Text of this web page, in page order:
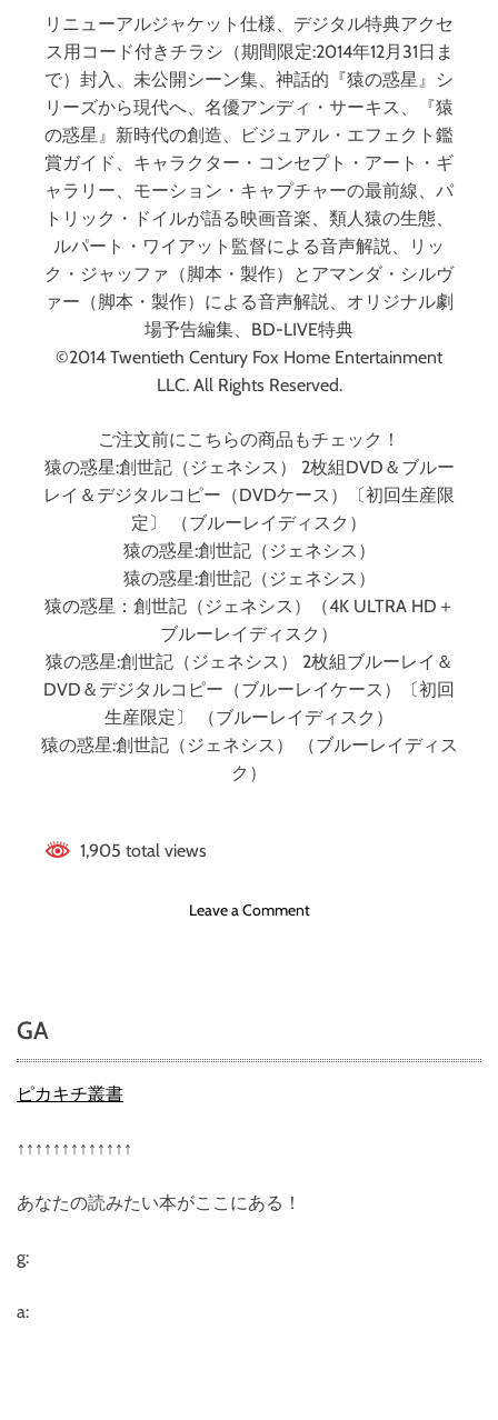
リニューアルジャケット仕様、デジタル特典アクセ
ス用コード付きチラシ（期間限定:2014年12月31日ま
で）封入、未公開シーン集、神話的『猿の惑星』シ
リーズから現代へ、名優アンディ・サーキス、『猿
の惑星』新時代の創造、ビジュアル・エフェクト鑑
賞ガイド、キャラクター・コンセプト・アート・ギ
ャラリー、モーション・キャプチャーの最前線、パ
トリック・ドイルが語る映画音楽、類人猿の生態、
ルパート・ワイアット監督による音声解説、リッ
ク・ジャッファ（脚本・製作）とアマンダ・シルヴ
ァー（脚本・製作）による音声解説、オリジナル劇
場予告編集、BD-LIVE特典
©2014 Twentieth Century Fox Home Entertainment
LLC. All Rights Reserved.
ご注文前にこちらの商品もチェック！
猿の惑星:創世記（ジェネシス） 2枚組DVD＆ブルー
レイ＆デジタルコピー（DVDケース）〔初回生産限
定〕 （ブルーレイディスク）
猿の惑星:創世記（ジェネシス）
猿の惑星:創世記（ジェネシス）
猿の惑星：創世記（ジェネシス）（4K ULTRA HD＋
ブルーレイディスク）
猿の惑星:創世記（ジェネシス） 2枚組ブルーレイ＆
DVD＆デジタルコピー（ブルーレイケース）〔初回
生産限定〕 （ブルーレイディスク）
猿の惑星:創世記（ジェネシス） （ブルーレイディス
ク）
1,905 total views
Leave a Commento
:
GA
ピカキチ叢書
↑↑↑↑↑↑↑↑↑↑↑↑↑
あなたの読みたい本がここにある！
g:
a: